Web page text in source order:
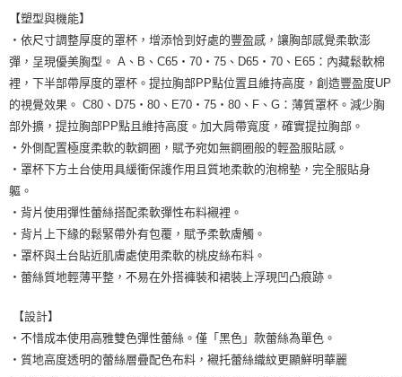
【塑型與機能】
・依尺寸調整厚度的罩杯，增添恰到好處的豐盈感，讓胸部感覺柔軟澎
彈，呈現優美胸型。 A、B、C65・70・75、D65・70、E65：內藏鬆軟棉
裡，下半部帶厚度的罩杯。提拉胸部PP點位置且維持高度，創造豐盈度UP
的視覺效果。 C80、D75・80、E70・75・80、F、G：薄質罩杯。減少胸
部外擴，提拉胸部PP點且維持高度。加大肩帶寬度，確實提拉胸部。
・外側配置極度柔軟的軟鋼圈，賦予宛如無鋼圈般的輕盈服貼感。
・罩杯下方土台使用具緩衝保護作用且質地柔軟的泡棉墊，完全服貼身
軀。
・背片使用彈性蕾絲搭配柔軟彈性布料襯裡。
・背片上下緣的鬆緊帶外有包覆，賦予柔軟膚觸。
・罩杯與土台貼近肌膚處使用柔軟的桃皮絲布料。
・蕾絲質地輕薄平整，不易在外搭褲裝和裙裝上浮現凹凸痕跡。
【設計】
・不惜成本使用高雅雙色彈性蕾絲。僅「黑色」款蕾絲為單色。
・質地高度透明的蕾絲層疊配色布料，襯托蕾絲織紋更顯鮮明華麗